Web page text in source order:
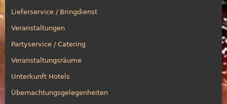
Lieferservice / Bringdienst
Veranstaltungen
Partyservice / Catering
Veranstaltungsräume
Unterkunft Hotels
Übernachtungsgelegenheiten